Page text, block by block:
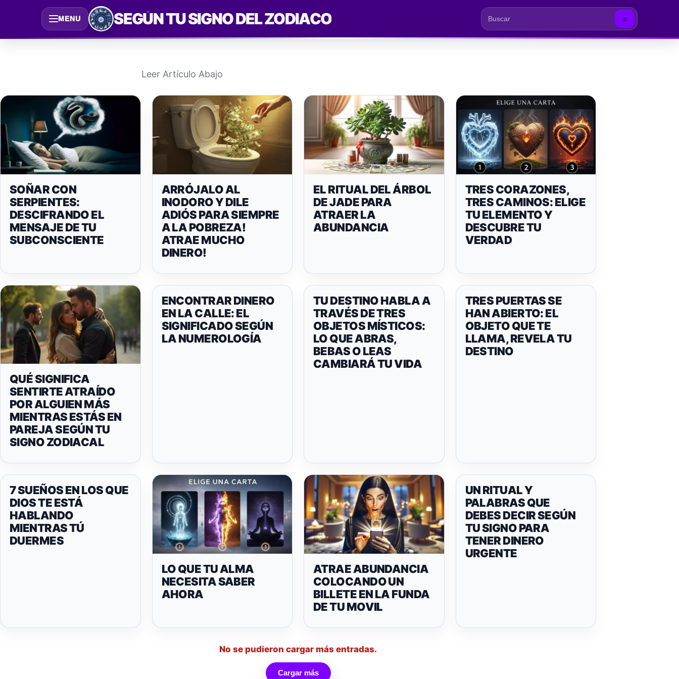
contenido
MENU SEGÚN TU SIGNO DEL ZODIACO ⌕
Leer Artículo Abajo
SOÑAR CON
SERPIENTES:
DESCIFRANDO EL
MENSAJE DE TU
SUBCONSCIENTE
ARRÓJALO AL
INODORO Y DILE
ADIÓS PARA SIEMPRE
A LA POBREZA!
ATRAE MUCHO
DINERO!
EL RITUAL DEL ÁRBOL
DE JADE PARA
ATRAER LA
ABUNDANCIA
TRES CORAZONES,
TRES CAMINOS: ELIGE
TU ELEMENTO Y
DESCUBRE TU
VERDAD
QUÉ SIGNIFICA
SENTIRTE ATRAÍDO
POR ALGUIEN MÁS
MIENTRAS ESTÁS EN
PAREJA SEGÚN TU
SIGNO ZODIACAL
ENCONTRAR DINERO
EN LA CALLE: EL
SIGNIFICADO SEGÚN
LA NUMEROLOGÍA
TU DESTINO HABLA A
TRAVÉS DE TRES
OBJETOS MÍSTICOS:
LO QUE ABRAS,
BEBAS O LEAS
CAMBIARÁ TU VIDA
TRES PUERTAS SE
HAN ABIERTO: EL
OBJETO QUE TE
LLAMA, REVELA TU
DESTINO
7 SUEÑOS EN LOS QUE
DIOS TE ESTÁ
HABLANDO
MIENTRAS TÚ
DUERMES
LO QUE TU ALMA
NECESITA SABER
AHORA
ATRAE ABUNDANCIA
COLOCANDO UN
BILLETE EN LA FUNDA
DE TU MOVIL
UN RITUAL Y
PALABRAS QUE
DEBES DECIR SEGÚN
TU SIGNO PARA
TENER DINERO
URGENTE
No se pudieron cargar más entradas.
Cargar más